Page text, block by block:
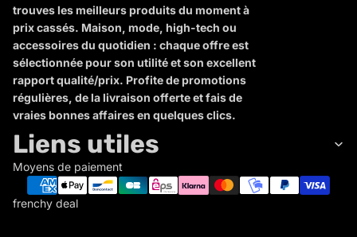
trouves les meilleurs produits du moment à
prix cassés. Maison, mode, high-tech ou
accessoires du quotidien : chaque offre est
sélectionnée pour son utilité et son excellent
rapport qualité/prix. Profite de promotions
régulières, de la livraison offerte et fais de
vraies bonnes affaires en quelques clics.
Liens utiles
Moyens de paiement
frenchy deal